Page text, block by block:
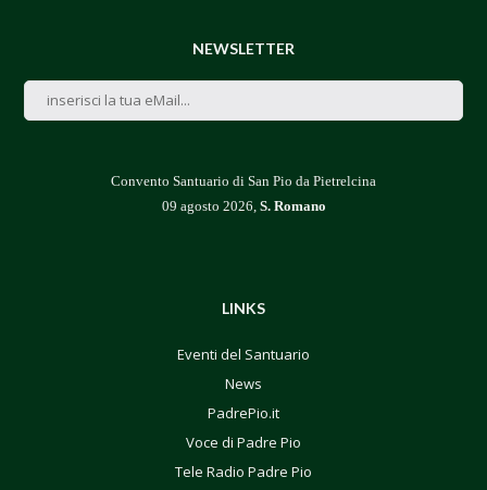
NEWSLETTER
Convento Santuario di San Pio da Pietrelcina
09 agosto 2026, S. Romano
LINKS
Eventi del Santuario
News
PadrePio.it
Voce di Padre Pio
Tele Radio Padre Pio